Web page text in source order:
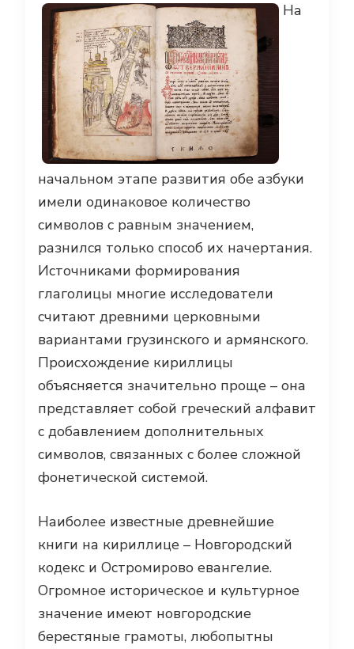
На
начальном этапе развития обе азбуки
имели одинаковое количество
символов с равным значением,
разнился только способ их начертания.
Источниками формирования
глаголицы многие исследователи
считают древними церковными
вариантами грузинского и армянского.
Происхождение кириллицы
объясняется значительно проще – она
представляет собой греческий алфавит
с добавлением дополнительных
символов, связанных с более сложной
фонетической системой.
Наиболее известные древнейшие
книги на кириллице – Новгородский
кодекс и Остромирово евангелие.
Огромное историческое и культурное
значение имеют новгородские
берестяные грамоты, любопытны